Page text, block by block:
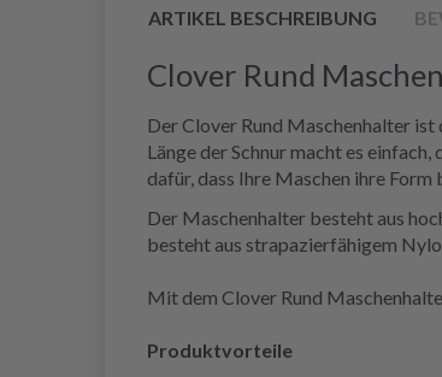
ARTIKEL BESCHREIBUNG
Clover Rund
Der Clover Rund Maschenhalter
Länge der Schnur macht es
dafür, dass Ihre Maschen ihre
Der Maschenhalter besteht aus
besteht aus strapazierfähigem
Mit dem Clover Rund
Produktvorteile